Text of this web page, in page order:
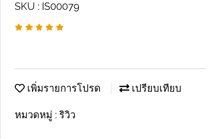
SKU : IS00079
เพิ่มรายการโปรด เปรียบเทียบ
หมวดหมู่ : ริวิว